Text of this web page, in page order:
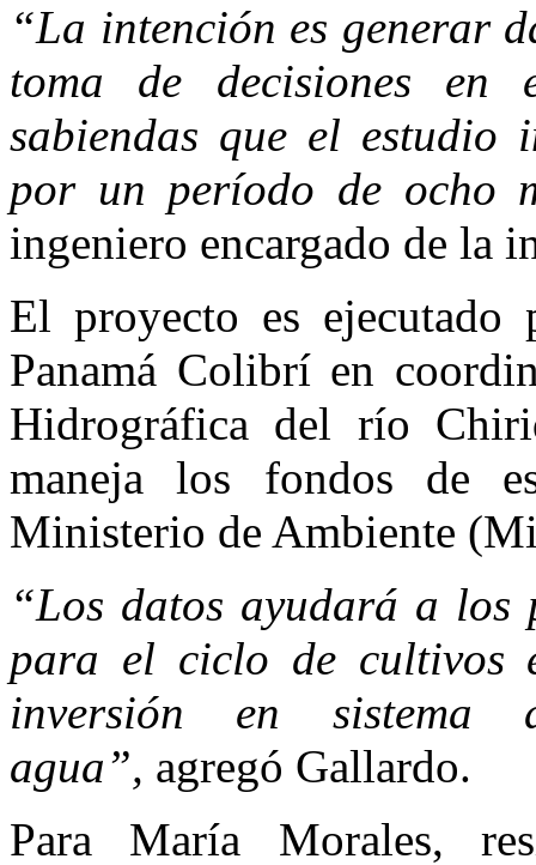
“La intención es generar
toma de decisiones
sabiendas que el estudio
por un período de ocho
ingeniero encargado de la
El proyecto es ejecutado
Panamá Colibrí en
Hidrográfica del río
maneja los fondos de
Ministerio de Ambiente
“Los datos ayudará a los
para el ciclo de cultivos
inversión en
agua”, agregó Gallardo.
Para María Morales,